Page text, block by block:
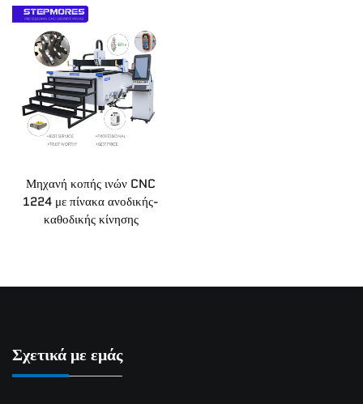
Μηχανή κοπής ινών CNC
1224 με πίνακα ανοδικής-
καθοδικής κίνησης
Σχετικά με εμάς